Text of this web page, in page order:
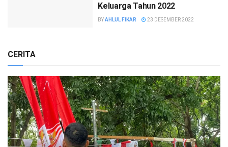
Keluarga Tahun 2022
BYAHLUL FIKAR 23 DESEMBER 2022
CERITA